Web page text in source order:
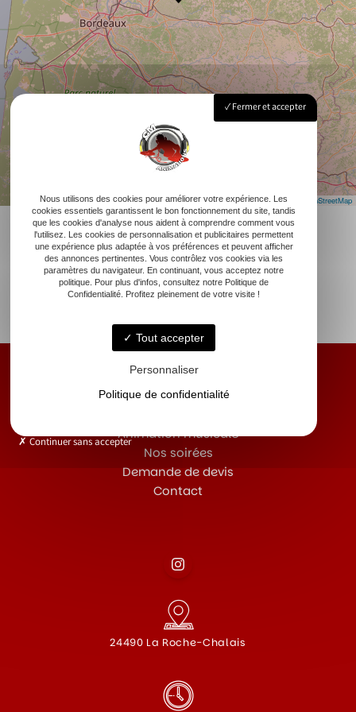
Leaflet OpenStreetMap
Animation musicale
Nos soirées
Demande de devis
Contact
24490 La Roche-Chalais
Fermer et accepter
Nous utilisons des cookies pour améliorer votre expérience. Les
cookies essentiels garantissent le bon fonctionnement du site, tandis
que les cookies d'analyse nous aident à comprendre comment vous
l'utilisez. Les cookies de personnalisation et publicitaires permettent
une expérience plus adaptée à vos préférences et peuvent afficher
des annonces pertinentes. Vous contrôlez vos cookies via les
paramètres du navigateur. En continuant, vous acceptez notre
politique. Pour plus d'infos, consultez notre Politique de
Confidentialité. Profitez pleinement de votre visite !
Tout accepter
Personnaliser
Politique de confidentialité
Continuer sans accepter